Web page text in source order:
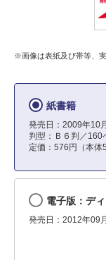
※画像は表紙及び帯等、
紙書籍
発売日：2009年10
判型：Ｂ６判／160
定価：576円（本体
電子版：デ
発売日：2012年09